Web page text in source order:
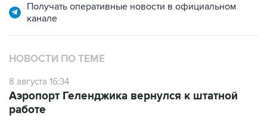
Получать оперативные новости в официальном
канале
НОВОСТИ ПО ТЕМЕ
8 августа 16:34
Аэропорт Геленджика вернулся к штатной
работе